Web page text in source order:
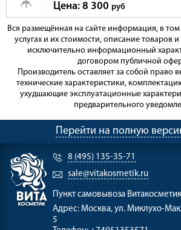
Цена: 8 300 руб
Вся размещённая на сайте информация, в
услугах и их стоимости, описание товаров
исключительно информационный
договором публичной
Производитель оставляет за собой право
технические характеристики,
ухудшающие эксплуатационные
предварительного
Перейти на полную
8 (495) 135-35-71
sale@vitakosmetik.ru
Пункт самовывоза
Адрес: Москва, ул. Миклухо-
5